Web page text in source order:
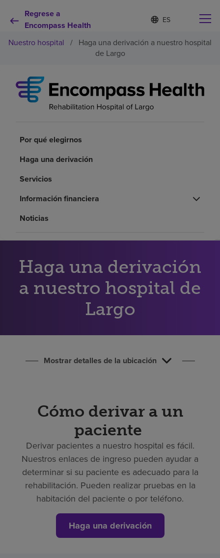
Regrese a
Encompass Health
Lista
de
contraída
d
o
e
c
Por qué debe elegirnos
Pacientes y cuidadores
Acerca de nosotros
Inversores
Nuestro hospital / Haga una derivación a nuestro hospital
de Largo
Por qué elegirnos
Haga una derivación
Servicios
Información financiera
Noticias
Haga una derivación
a nuestro hospital de
Largo
Mostrar detalles de la ubicación
Cómo derivar a un
paciente
Derivar pacientes a nuestro hospital es fácil.
Nuestros enlaces de ingreso pueden ayudar a
determinar si su paciente es adecuado para la
rehabilitación. Pueden realizar pruebas en la
habitación del paciente o por teléfono.
Haga una derivación